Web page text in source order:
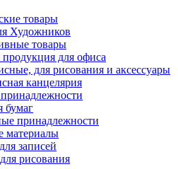
товары
Художников
товары
для офиса
для рисования и аксессуары
канцелярия
бумаг
принадлежности
материалы
записей
рисования